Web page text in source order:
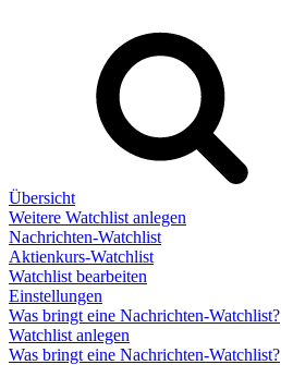
Übersicht
Weitere Watchlist anlegen
Nachrichten-Watchlist
Aktienkurs-Watchlist
Watchlist bearbeiten
Einstellungen
Was bringt eine Nachrichten-Watchlist?
Watchlist anlegen
Was bringt eine Nachrichten-Watchlist?